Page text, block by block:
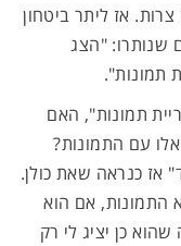
אז ליתר ביטחון
שנותרו: "הצג
תמונות".
תמונות", האם
עם התמונות?
אז כנראה שאת כולן.
התמונות, אם הוא
כן יציג לי רק